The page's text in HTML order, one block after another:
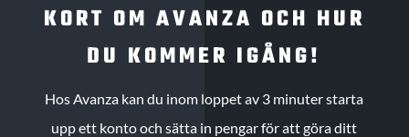
KORT OM AVANZA OCH HUR
DU KOMMER IGÅNG!
Hos Avanza kan du inom loppet av 3 minuter starta
upp ett konto och sätta in pengar för att göra ditt